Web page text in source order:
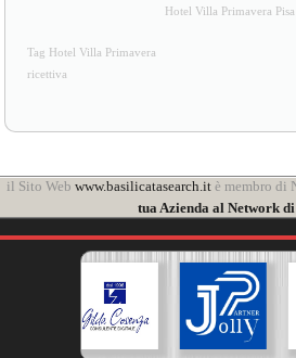
Hotel Villa Primavera Pisa
Tag Hotel Villa Primavera
ricettiva
il Sito Web www.basilicatasearch.itè membro di
tua Azienda al Network